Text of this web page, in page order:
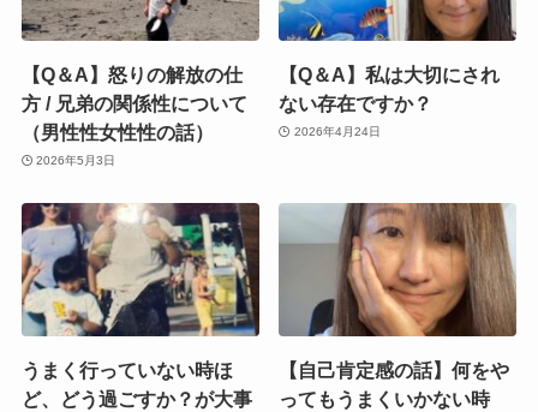
【Q＆A】怒りの解放の仕
方 / 兄弟の関係性について
（男性性女性性の話）
2026年5月3日
【Q＆A】私は大切にされ
ない存在ですか？
2026年4月24日
うまく行っていない時ほ
ど、どう過ごすか？が大事
【自己肯定感の話】何をや
ってもうまくいかない時